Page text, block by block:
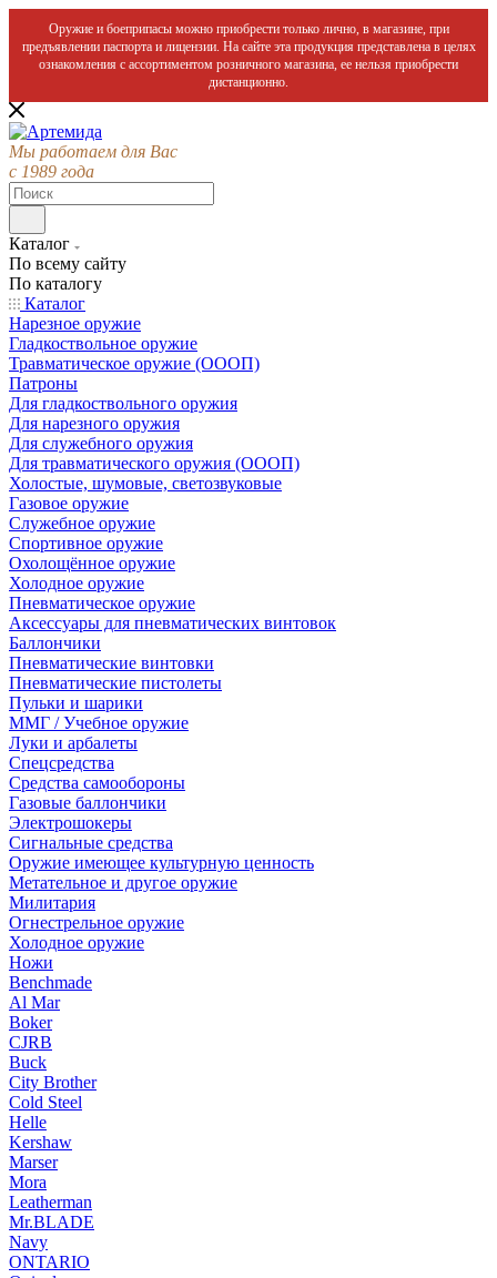
Оружие и боеприпасы можно приобрести только лично, в магазине, при
предъявлении паспорта и лицензии. На сайте эта продукция представлена в целях
ознакомления с ассортиментом розничного магазина, ее нельзя приобрести
дистанционно.
Мы работаем для Вас
с 1989 года
Каталог
По всему сайту
По каталогу
Каталог
Нарезное оружие
Гладкоствольное оружие
Травматическое оружие (ОООП)
Патроны
Для гладкоствольного оружия
Для нарезного оружия
Для служебного оружия
Для травматического оружия (ОООП)
Холостые, шумовые, светозвуковые
Газовое оружие
Служебное оружие
Спортивное оружие
Охолощённое оружие
Холодное оружие
Пневматическое оружие
Аксессуары для пневматических винтовок
Баллончики
Пневматические винтовки
Пневматические пистолеты
Пульки и шарики
ММГ / Учебное оружие
Луки и арбалеты
Спецсредства
Средства самообороны
Газовые баллончики
Электрошокеры
Сигнальные средства
Оружие имеющее культурную ценность
Метательное и другое оружие
Милитария
Огнестрельное оружие
Холодное оружие
Ножи
Benchmade
Al Mar
Boker
CJRB
Buck
City Brother
Cold Steel
Helle
Kershaw
Marser
Mora
Leatherman
Mr.BLADE
Navy
ONTARIO